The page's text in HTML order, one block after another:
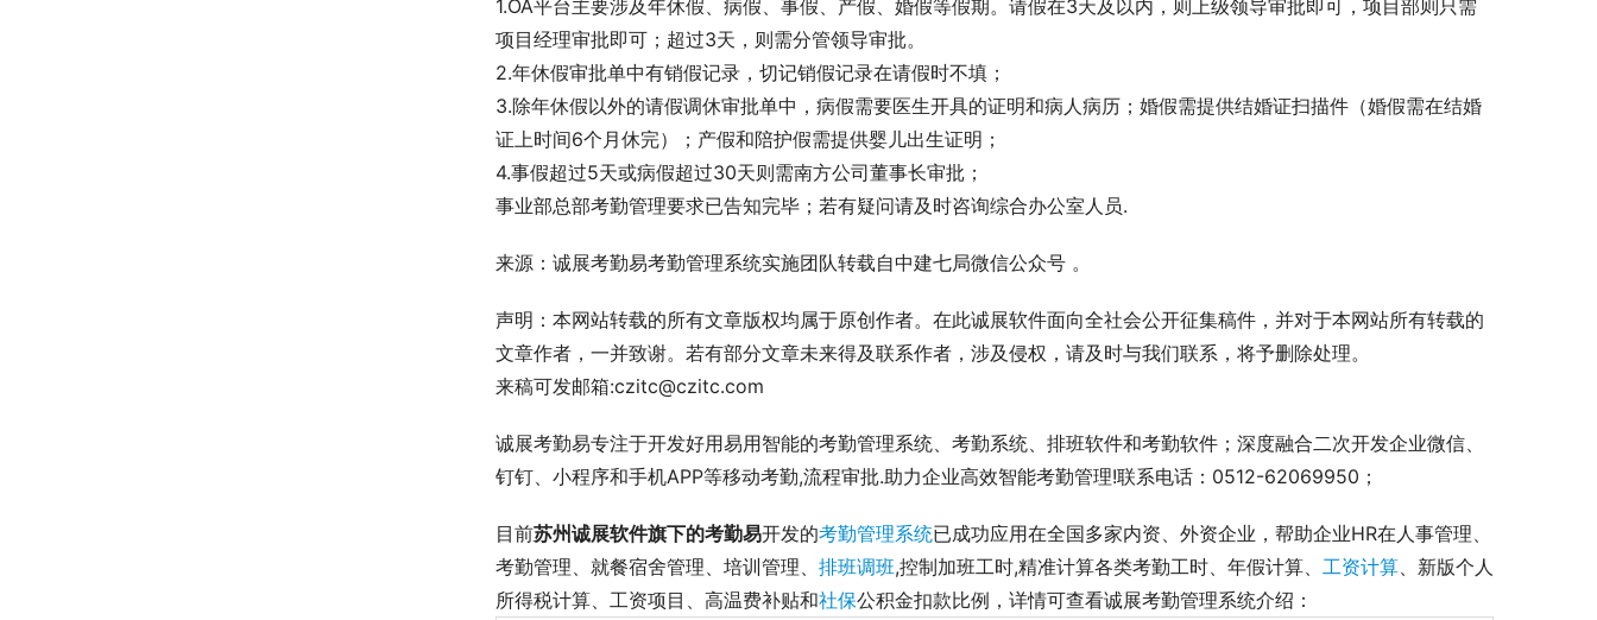
1.OA平台主要涉及年休假、病假、事假、产假、婚假等假期。请假在3天及以内，则上级领导审批即可，项目部则只需
项目经理审批即可；超过3天，则需分管领导审批。
2.年休假审批单中有销假记录，切记销假记录在请假时不填；
3.除年休假以外的请假调休审批单中，病假需要医生开具的证明和病人病历；婚假需提供结婚证扫描件（婚假需在结婚
证上时间6个月休完）；产假和陪护假需提供婴儿出生证明；
4.事假超过5天或病假超过30天则需南方公司董事长审批；
事业部总部考勤管理要求已告知完毕；若有疑问请及时咨询综合办公室人员.
来源：诚展考勤易考勤管理系统实施团队转载自中建七局微信公众号 。
声明：本网站转载的所有文章版权均属于原创作者。在此诚展软件面向全社会公开征集稿件，并对于本网站所有转载的
文章作者，一并致谢。若有部分文章未来得及联系作者，涉及侵权，请及时与我们联系，将予删除处理。
来稿可发邮箱:czitc@czitc.com
诚展考勤易专注于开发好用易用智能的考勤管理系统、考勤系统、排班软件和考勤软件；深度融合二次开发企业微信、
钉钉、小程序和手机APP等移动考勤,流程审批.助力企业高效智能考勤管理!联系电话：0512-62069950；
目前苏州诚展软件旗下的考勤易开发的考勤管理系统已成功应用在全国多家内资、外资企业，帮助企业HR在人事管理、
考勤管理、就餐宿舍管理、培训管理、 排班调班,控制加班工时,精准计算各类考勤工时、年假计算、 工资计算 、新版个人
所得税计算、工资项目、高温费补贴和社保公积金扣款比例，详情可查看诚展考勤管理系统介绍：